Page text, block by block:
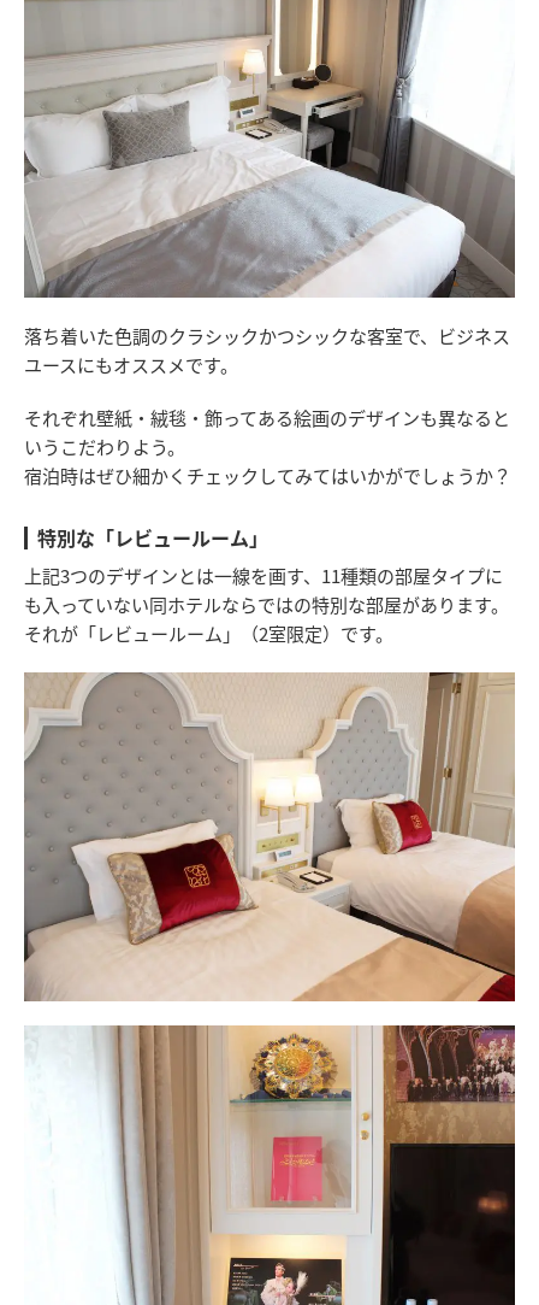
落ち着いた色調のクラシックかつシックな客室で、ビジネス
ユースにもオススメです。
それぞれ壁紙・絨毯・飾ってある絵画のデザインも異なると
いうこだわりよう。
宿泊時はぜひ細かくチェックしてみてはいかがでしょうか？
特別な「レビュールーム」
上記3つのデザインとは一線を画す、11種類の部屋タイプに
も入っていない同ホテルならではの特別な部屋があります。
それが「レビュールーム」（2室限定）です。